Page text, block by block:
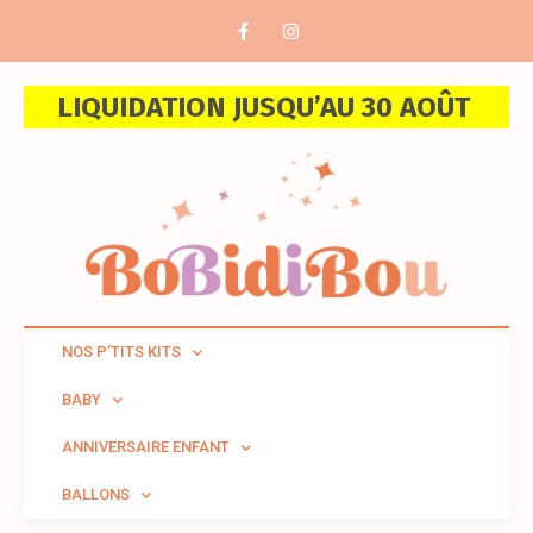
LIQUIDATION JUSQU’AU 30 AOÛT
NOS P’TITS KITS
BABY
ANNIVERSAIRE ENFANT
BALLONS